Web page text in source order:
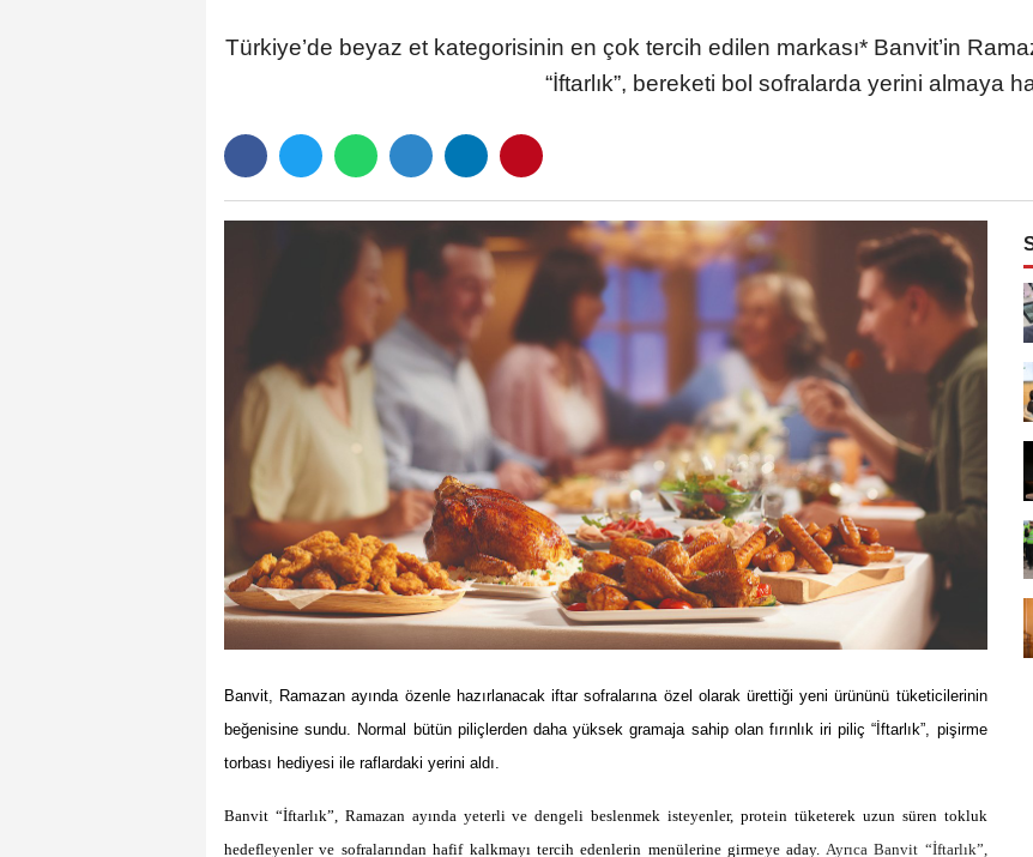
Türkiye’de beyaz et kategorisinin en çok tercih edilen markası* Banvit’in
“İftarlık”, bereketi bol sofralarda yerini almaya
Banvit, Ramazan ayında özenle hazırlanacak iftar sofralarına özel olarak ürettiği yeni ürününü tüketicilerinin
beğenisine sundu. Normal bütün piliçlerden daha yüksek gramaja sahip olan fırınlık iri piliç “İftarlık”, pişirme
torbası hediyesi ile raflardaki yerini aldı.
Banvit “İftarlık”, Ramazan ayında yeterli ve dengeli beslenmek isteyenler, protein tüketerek uzun süren tokluk
hedefleyenler ve sofralarından hafif kalkmayı tercih edenlerin menülerine girmeye aday. Ayrıca Banvit “İftarlık”,